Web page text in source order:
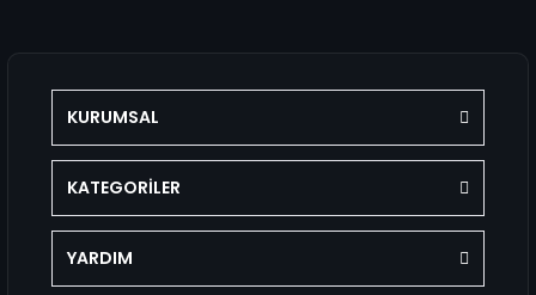
KURUMSAL
KATEGORİLER
YARDIM